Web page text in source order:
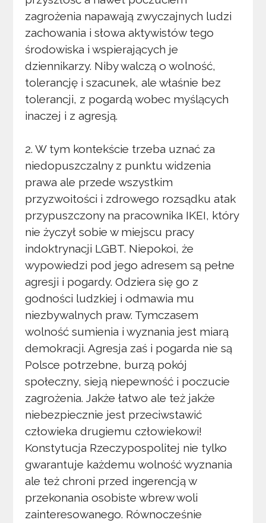
zagrożenia napawają zwyczajnych ludzi
zachowania i słowa aktywistów tego
środowiska i wspierających je
dziennikarzy. Niby walczą o wolność,
tolerancję i szacunek, ale właśnie bez
tolerancji, z pogardą wobec myślących
inaczej i z agresją.
2. W tym kontekście trzeba uznać za
niedopuszczalny z punktu widzenia
prawa ale przede wszystkim
przyzwoitości i zdrowego rozsądku atak
przypuszczony na pracownika IKEI, który
nie życzył sobie w miejscu pracy
indoktrynacji LGBT. Niepokoi, że
wypowiedzi pod jego adresem są pełne
agresji i pogardy. Odziera się go z
godności ludzkiej i odmawia mu
niezbywalnych praw. Tymczasem
wolność sumienia i wyznania jest miarą
demokracji. Agresja zaś i pogarda nie są
Polsce potrzebne, burzą pokój
społeczny, sieją niepewność i poczucie
zagrożenia. Jakże łatwo ale też jakże
niebezpiecznie jest przeciwstawić
człowieka drugiemu człowiekowi!
Konstytucja Rzeczypospolitej nie tylko
gwarantuje każdemu wolność wyznania
ale też chroni przed ingerencją w
przekonania osobiste wbrew woli
zainteresowanego. Równocześnie